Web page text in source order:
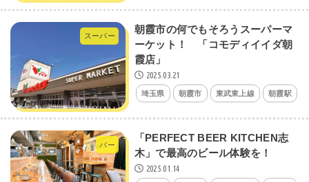
スーパー
朝霞市の何でもそろうスーパーマ
ーケット！ 「コモディイイダ朝
霞店」
2025.03.21
埼玉県 朝霞市 東武東上線 朝霞駅
バー
「PERFECT BEER KITCHEN志
木」で最高のビール体験を！
2025.01.14